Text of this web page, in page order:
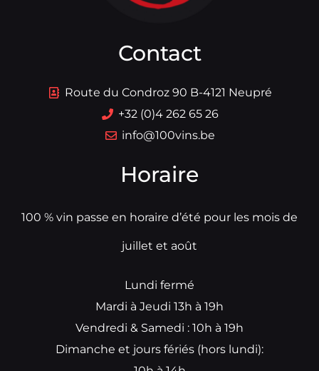
Contact
Route du Condroz 90 B-4121 Neupré
+32 (0)4 262 65 26
info@100vins.be
Horaire
100 % vin passe en horaire d’été pour les mois de
juillet et août
Lundi fermé
Mardi à Jeudi 13h à 19h
Vendredi & Samedi : 10h à 19h
Dimanche et jours fériés (hors lundi):